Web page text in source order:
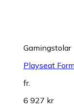
Gamingstolar
Playseat
fr.
6 927 kr